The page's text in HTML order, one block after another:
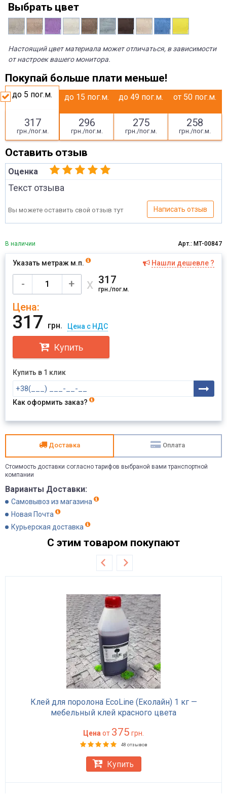
Выбрать цвет
Настоящий цвет материала может отличаться, в зависимости
от настроек вашего монитора.
Покупай больше плати меньше!
до 5 пог.м.
317
грн./пог.м.
до 15 пог.м.
296
грн./пог.м.
до 49 пог.м.
275
грн./пог.м.
от 50 пог.м.
258
грн./пог.м.
Оставить отзыв
Оценка
Текст отзыва
Вы можете оставить свой отзыв тут Написать отзыв
В наличии Арт.: MT-00847
Указать метраж м.п. Нашли дешевле ?
- + х 317
грн./пог.м.
Цена:
317 грн. Цена с НДС
Купить
Купить в 1 клик
Как оформить заказ?
Доставка Оплата
Стоимость доставки согласно тарифов выбраной вами транспортной
компании
Варианты Доставки:
Самовывоз из магазина
Новая Почта
Курьерская доставка
С этим товаром покупают
Клей для поролона EcoLine (Еколайн) 1 кг —
мебельный клей красного цвета
Цена от 375 грн.
48 отзывов
Купить